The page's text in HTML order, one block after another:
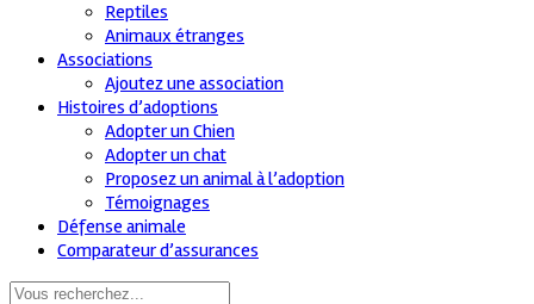
Reptiles
Animaux étranges
Associations
Ajoutez une association
Histoires d’adoptions
Adopter un Chien
Adopter un chat
Proposez un animal à l’adoption
Témoignages
Défense animale
Comparateur d’assurances